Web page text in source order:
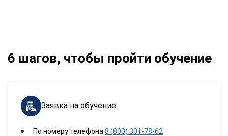
6 шагов, чтобы пройти обучение
Заявка на обучение
По номеру телефона 8 (800) 301-78-62